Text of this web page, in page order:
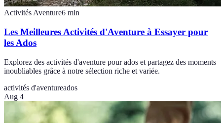
Activités Aventure6 min
Les Meilleures Activités d'Aventure à Essayer pour
les Ados
Explorez des activités d'aventure pour ados et partagez des moments
inoubliables grâce à notre sélection riche et variée.
activités d'aventureados
Aug 4